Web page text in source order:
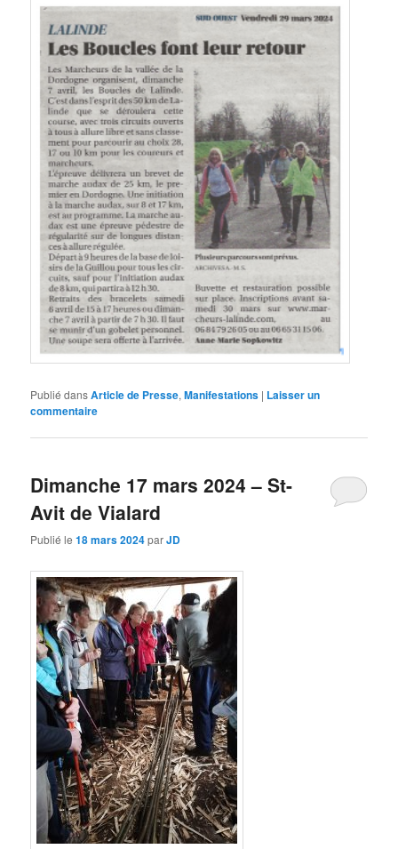
Publié dansArticle de Presse,Manifestations | Laisser un
commentaire
Dimanche 17 mars 2024 – St-
Avit de Vialard
Publié le18 mars 2024parJD